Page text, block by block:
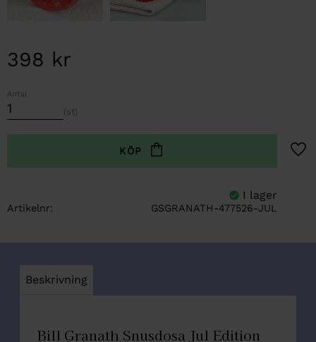
398 kr
Antal
st
Artikelnr GSGRANATH-477526-JUL
Beskrivning
Bill Granath Snusdosa Jul Edition